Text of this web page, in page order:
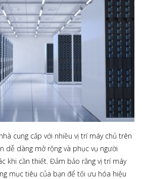
cung cấp với nhiều vị trí máy chủ trên
dễ dàng mở rộng và phục vụ người
khi cần thiết. Đảm bảo rằng vị trí máy
mục tiêu của bạn để tối ưu hóa hiệu